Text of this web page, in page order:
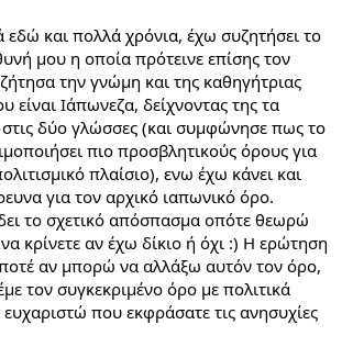
εδώ και πολλά χρόνια, έχω συζητήσει το
μου η οποία πρότεινε επίσης τον
την γνώμη και της καθηγήτριας
είναι Ιάπωνεζα, δείχνοντας της τα
δύο γλώσσες (και συμφώνησε πως το
πιο προσβλητικούς όρους για
πλαίσιο), ενω έχω κάνει και
για τον αρχικό ιαπωνικό όρο.
το σχετικό απόσπασμα οπότε θεωρώ
κρίνετε αν έχω δίκιο ή όχι :) Η ερώτηση
αν μπορώ να αλλάξω αυτόν τον όρο,
τον συγκεκριμένο όρο με πολιτικά
που εκφράσατε τις ανησυχίες